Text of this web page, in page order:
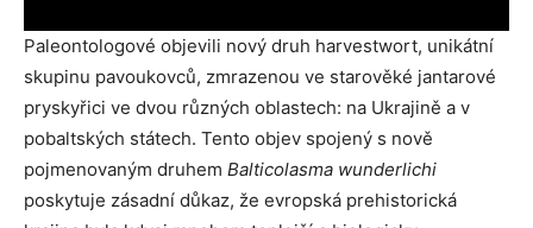
Paleontologové objevili nový druh harvestwort, unikátní
skupinu pavoukovců, zmrazenou ve starověké jantarové
pryskyřici ve dvou různých oblastech: na Ukrajině a v
pobaltských státech. Tento objev spojený s nově
pojmenovaným druhem Balticolasma wunderlichi
poskytuje zásadní důkaz, že evropská prehistorická